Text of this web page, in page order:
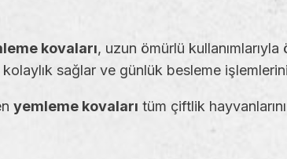
kovaları, uzun ömürlü
sağlar ve günlük besleme işlemlerini
yemleme kovaları tüm çiftlik